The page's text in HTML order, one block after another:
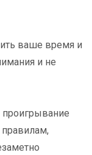
ваше время и
и не
проигрывание